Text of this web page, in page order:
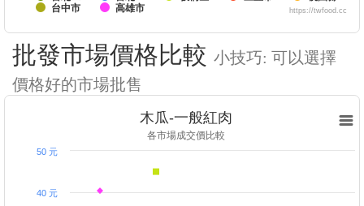
台中市
高雄市 https://twfood.cc
批發市場價格比較 小技巧: 可以選擇
價格好的市場批售
木瓜-一般紅肉
各市場成交價比較
40 元
50 元